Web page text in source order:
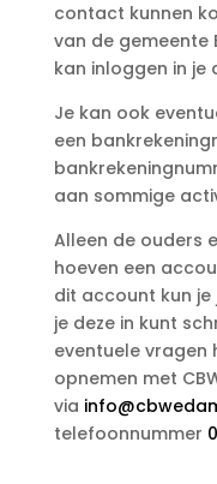
contact kunnen
van de gemeente
kan inloggen in je
Je kan ook
een
aan sommige
Alleen de ouders
hoeven een
dit account kun
je deze in kunt
eventuele vragen
opnemen met
via
telefoonnummer